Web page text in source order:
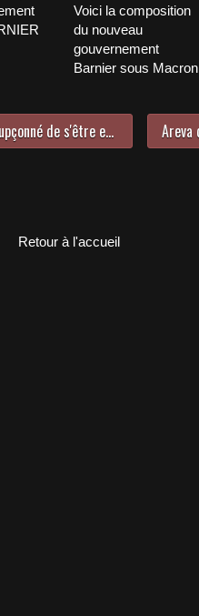
Voici la composition
du nouveau
gouvernement
Barnier sous Macron
Crash de l'A320 : le copilote soupçonné de s'être entraîné lors du vol aller
Retour à l'accueil